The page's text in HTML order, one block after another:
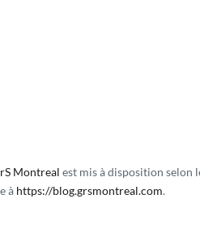
Montreal est mis à disposition selon
à https://blog.grsmontreal.com